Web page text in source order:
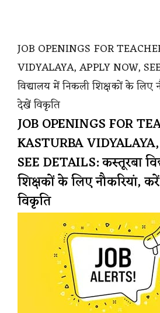
JOB OPENINGS FOR
VIDYALAYA, APPLY NOW,
विद्यालय में निकली शिक्षकों के
देखें विकृति
JOB OPENINGS FOR
KASTURBA
SEE DETAILS: कस्तूरबा
शिक्षकों के लिए नौकरियां,
विकृति